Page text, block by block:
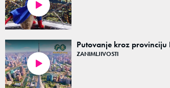
Putovanje kroz provinciju
ZANIMLJIVOSTI